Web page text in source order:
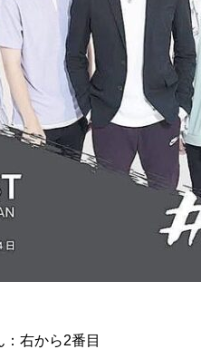
右から2番目